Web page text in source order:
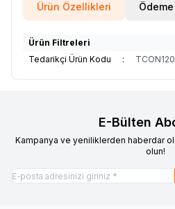
Ürün Özellikleri
Ürün Filtreleri
Tedarikçi Ürün Kodu
:
E-Bülten
Kampanya ve yeniliklerden haberdar
olun!